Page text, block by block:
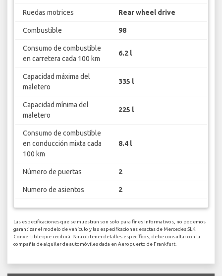
Ruedas motrices Rear wheel drive
Combustible 98
Consumo de combustible
en carretera cada 100 km
6.2 l
Capacidad máxima del
maletero
335 l
Capacidad mínima del
maletero
225 l
Consumo de combustible
en conducción mixta cada
100 km
8.4 l
Número de puertas 2
Numero de asientos 2
Las especificaciones que se muestran son solo para fines informativos, no podemos
garantizar el modelo de vehículo y las especificaciones exactas de Mercedes SLK
Convertible que recibirá. Para obtener detalles específicos, debe consultar con la
compañía de alquiler de automóviles dada en Aeropuerto de Frankfurt.